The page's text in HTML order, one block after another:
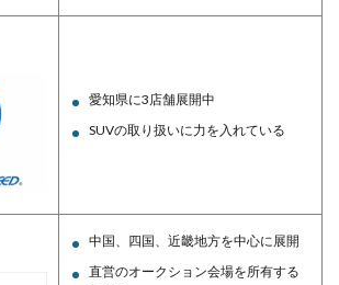
愛知県に3店舗展開中
SUVの取り扱いに力を入れている
中国、四国、近畿地方を中心に展開
直営のオークション会場を所有する